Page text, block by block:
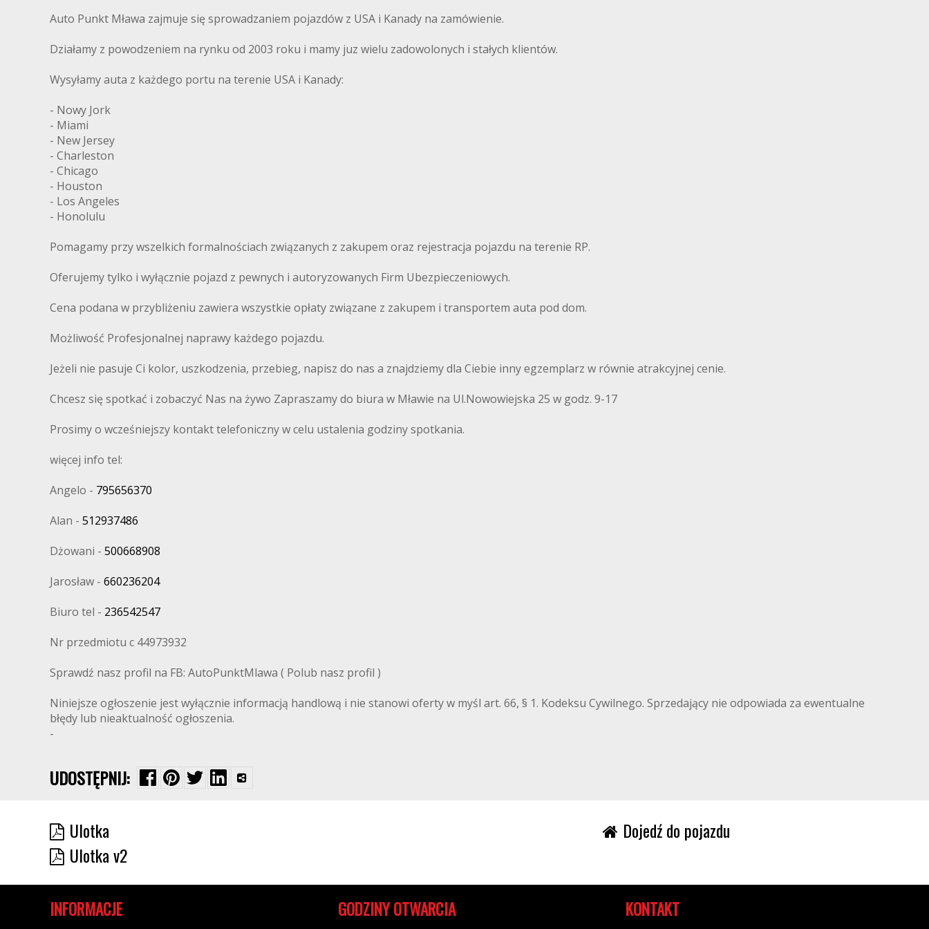
Auto Punkt Mława zajmuje się sprowadzaniem pojazdów z USA i Kanady na zamówienie.
Działamy z powodzeniem na rynku od 2003 roku i mamy juz wielu zadowolonych i stałych klientów.
Wysyłamy auta z każdego portu na terenie USA i Kanady:
- Nowy Jork
- Miami
- New Jersey
- Charleston
- Chicago
- Houston
- Los Angeles
- Honolulu
Pomagamy przy wszelkich formalnościach związanych z zakupem oraz rejestracja pojazdu na terenie RP.
Oferujemy tylko i wyłącznie pojazd z pewnych i autoryzowanych Firm Ubezpieczeniowych.
Cena podana w przybliżeniu zawiera wszystkie opłaty związane z zakupem i transportem auta pod dom.
Możliwość Profesjonalnej naprawy każdego pojazdu.
Jeżeli nie pasuje Ci kolor, uszkodzenia, przebieg, napisz do nas a znajdziemy dla Ciebie inny egzemplarz w równie atrakcyjnej cenie.
Chcesz się spotkać i zobaczyć Nas na żywo Zapraszamy do biura w Mławie na Ul.Nowowiejska 25 w godz. 9-17
Prosimy o wcześniejszy kontakt telefoniczny w celu ustalenia godziny spotkania.
więcej info tel:
Angelo - 795656370
Alan - 512937486
Dżowani - 500668908
Jarosław - 660236204
Biuro tel - 236542547
Nr przedmiotu c 44973932
Sprawdź nasz profil na FB: AutoPunktMlawa ( Polub nasz profil )
Niniejsze ogłoszenie jest wyłącznie informacją handlową i nie stanowi oferty w myśl art. 66, § 1. Kodeksu Cywilnego. Sprzedający nie odpowiada za ewentualne
błędy lub nieaktualność ogłoszenia.
-
UDOSTĘPNIJ:
Ulotka
Ulotka v2
Dojedź do pojazdu
INFORMACJE GODZINY OTWARCIA KONTAKT